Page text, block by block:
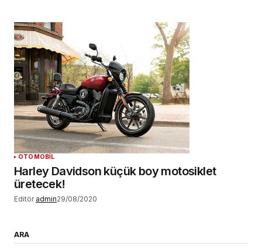
OTOMOBİL
Harley Davidson küçük boy motosiklet
üretecek!
Editör admin29/08/2020
ARA